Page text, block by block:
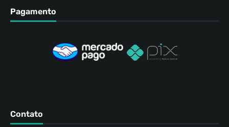
Pagamento
Contato